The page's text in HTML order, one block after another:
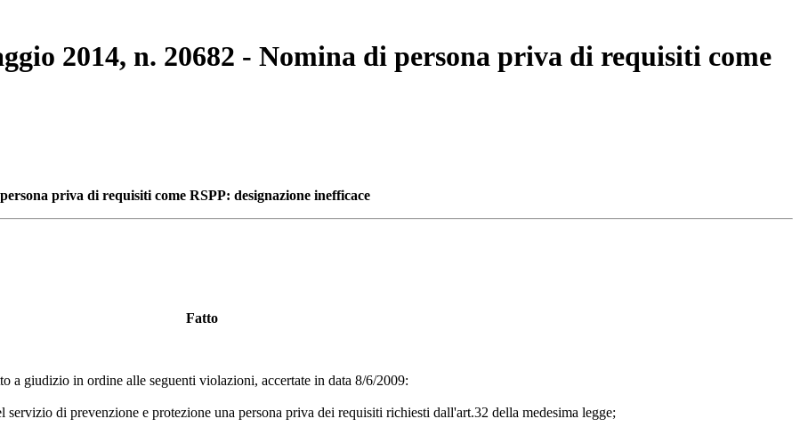
2014, n. 20682 - Nomina di persona priva di requisiti come
priva di requisiti come RSPP: designazione inefficace
Fatto
a giudizio in ordine alle seguenti violazioni, accertate in data 8/6/2009:
di prevenzione e protezione una persona priva dei requisiti richiesti dall'art.32 della medesima legge;